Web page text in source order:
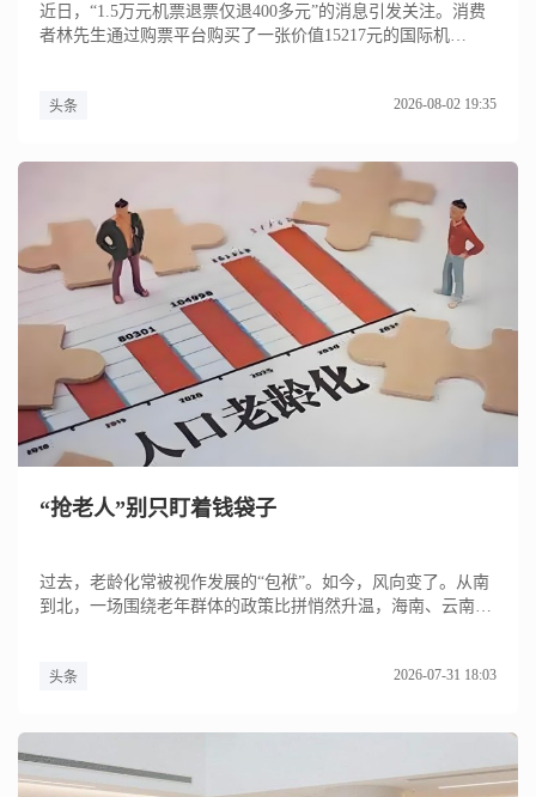
近日，“1.5万元机票退票仅退400多元”的消息引发关注。消费
者林先生通过购票平台购买了一张价值15217元的国际机
头条 2026-08-02 19:35
“抢老人”别只盯着钱袋子
过去，老龄化常被视作发展的“包袱”。如今，风向变了。从南
到北，一场围绕老年群体的政策比拼悄然升温，海南、云南、
头条 2026-07-31 18:03